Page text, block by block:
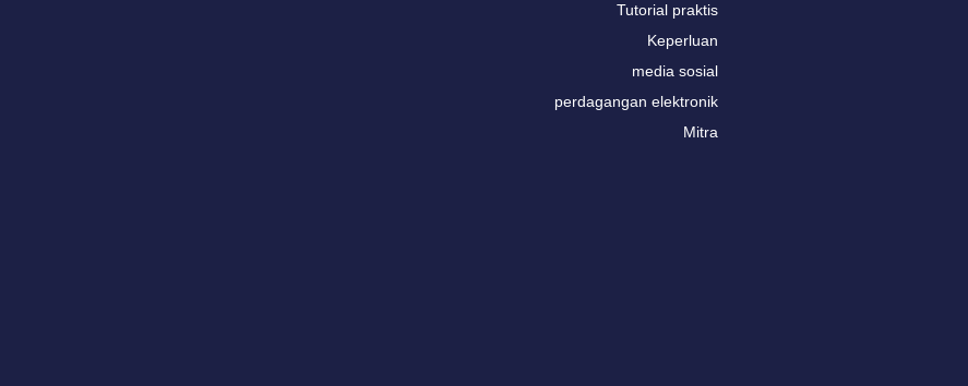
Tutorial praktis
Keperluan
media sosial
perdagangan elektronik
Mitra